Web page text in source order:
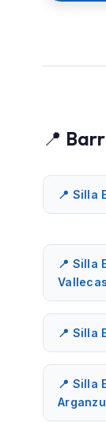
📍
📍 Silla
📍 Silla
Vallecas
📍 Silla
📍 Silla